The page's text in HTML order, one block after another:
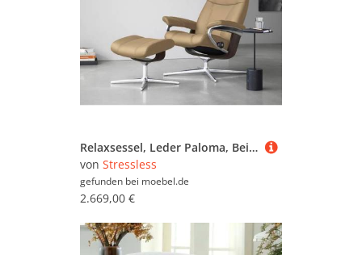
Relaxsessel, Leder Paloma, Beige, 82×102 cm, Mit Hocker & Cross Base, Stressless
von Stressless
gefunden bei moebel.de
2.669,00 €